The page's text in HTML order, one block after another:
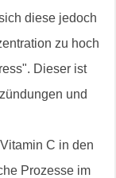
diese jedoch
zu hoch
Dieser ist
und
C in den
Prozesse im